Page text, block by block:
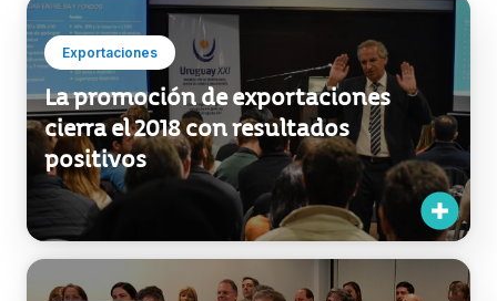
Exportaciones
La promoción de exportaciones
cierra el 2018 con resultados
positivos